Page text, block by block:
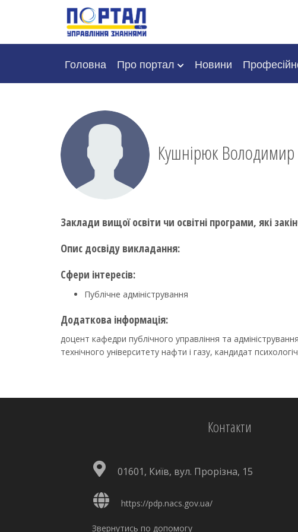
Головна Про портал Новини
Кушнірюк Володимир
Заклади вищої освіти чи освітні програми, які
Опис досвіду викладання:
Сфери інтересів:
Публічне адміністрування
Додаткова інформація:
доцент кафедри публічного управління та
технічного університету нафти і газу, кандидат
Контакти
01601, Київ, вул. Прорізна, 15
https://pdp.nacs.gov.ua/
Звернутись по допомогу